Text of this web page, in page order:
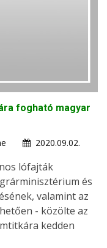
fogható magyar
2020.09.02.
lófajták
és
valamint az
- közölte az
kedden